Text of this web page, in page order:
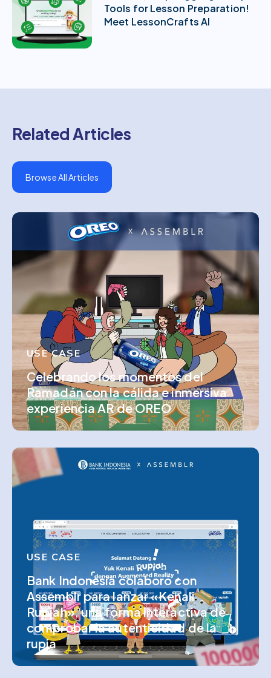
Tools for Lesson Preparation!
Meet LessonCrafts AI
Related Articles
Browse All Articles
USE CASE
Celebrando los momentos del
Ramadán con la cálida e inmersiva
experiencia AR de OREO
USE CASE
Bank Indonesia colaboró con
Assemblr para lanzar «Kenali
Rupiah», una forma interactiva de
comprobar la autenticidad de la
rupia